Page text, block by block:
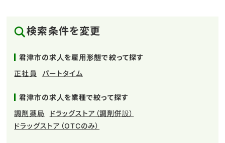
検索条件を変更
君津市の求人を雇用形態で絞って探す
正社員
パートタイム
君津市の求人を業種で絞って探す
調剤薬局
ドラッグストア（調剤併設）
ドラッグストア（OTCのみ）